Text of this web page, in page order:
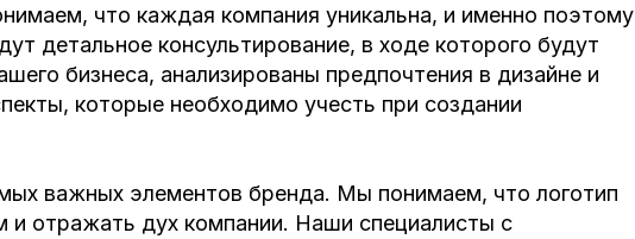
что каждая компания уникальна, и именно поэтому
детальное консультирование, в ходе которого будут
бизнеса, анализированы предпочтения в дизайне и
которые необходимо учесть при создании
важных элементов бренда. Мы понимаем, что логотип
отражать дух компании. Наши специалисты с